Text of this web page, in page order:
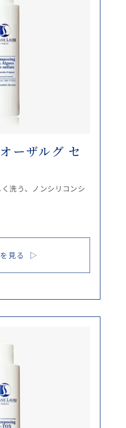
ーザルグ セ
洗う、ノンシリコンシ
見る